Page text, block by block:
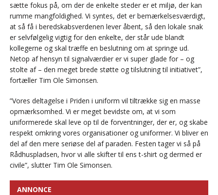
sætte fokus på, om der de enkelte steder er et miljø, der kan
rumme mangfoldighed. Vi syntes, det er bemærkelsesværdigt,
at så få i beredskabsverdenen lever åbent, så den lokale snak
er selvfølgelig vigtig for den enkelte, der står ude blandt
kollegerne og skal træffe en beslutning om at springe ud.
Netop af hensyn til signalværdier er vi super glade for – og
stolte af – den meget brede støtte og tilslutning til initiativet”,
fortæller Tim Ole Simonsen.
”Vores deltagelse i Priden i uniform vil tiltrække sig en masse
opmærksomhed. Vi er meget bevidste om, at vi som
uniformerede skal leve op til de forventninger, der er, og skabe
respekt omkring vores organisationer og uniformer. Vi bliver en
del af den mere seriøse del af paraden. Festen tager vi så på
Rådhuspladsen, hvor vi alle skifter til ens t-shirt og dermed er
civile”, slutter Tim Ole Simonsen.
ANNONCE